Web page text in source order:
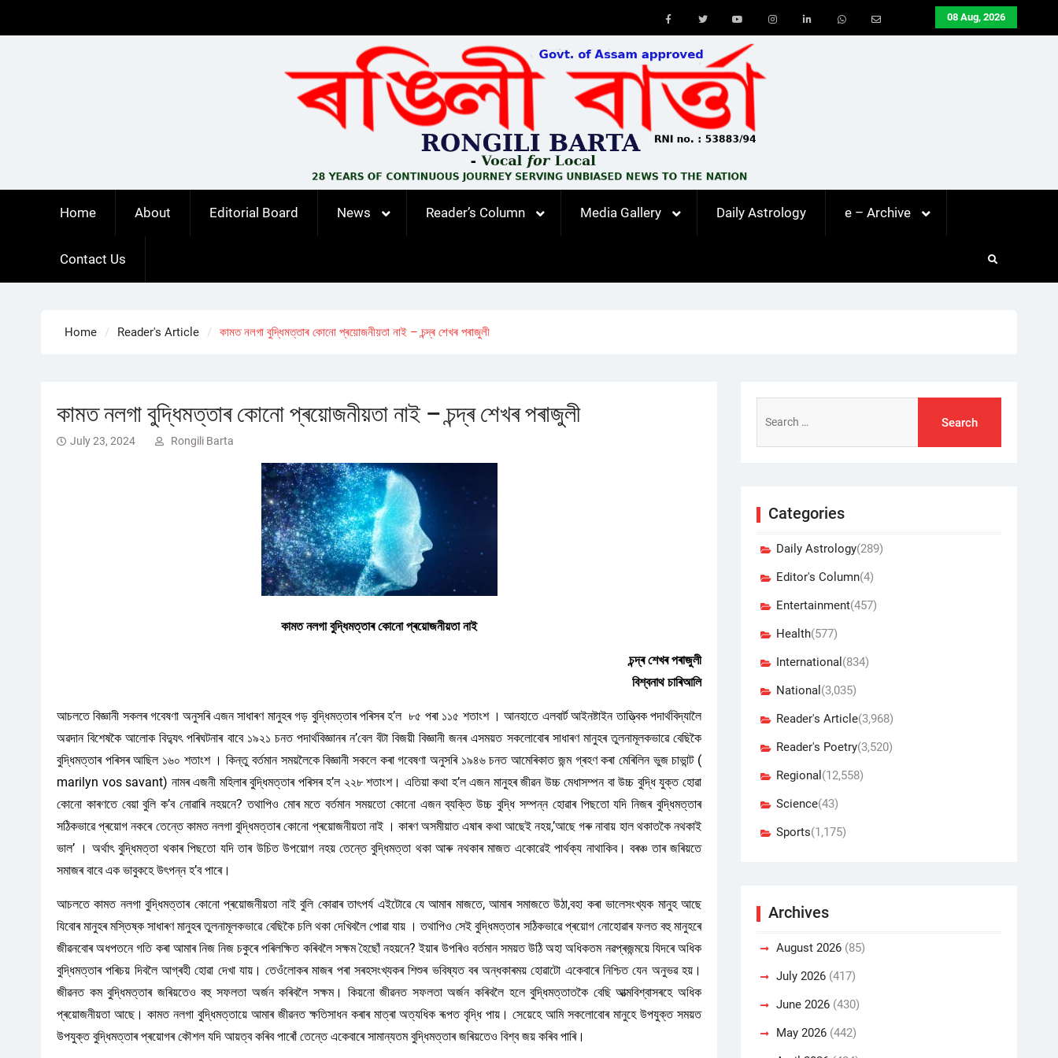
08 Aug, 2026
Youtube
Home About Editorial Board News Reader’s Column Media Gallery Daily Astrology e – Archive
Contact Us
Home Reader's Article কামত নলগা বুদ্ধিমত্তাৰ কোনো প্ৰয়োজনীয়তা নাই – চন্দ্ৰ শেখৰ পৰাজুলী
কামত নলগা বুদ্ধিমত্তাৰ কোনো প্ৰয়োজনীয়তা নাই – চন্দ্ৰ শেখৰ পৰাজুলী
July 23, 2024 Rongili Barta
কামত নলগা বুদ্ধিমত্তাৰ কোনো প্ৰয়োজনীয়তা নাই
চন্দ্ৰ শেখৰ পৰাজুলী
বিশ্বনাথ চাৰিআলি
আচলতে বিজ্ঞানী সকলৰ গবেষণা অনুসৰি এজন সাধাৰণ মানুহৰ গড় বুদ্ধিমত্তাৰ পৰিসৰ হ’ল ৮৫ পৰা ১১৫ শতাংশ । আনহাতে এলবাৰ্ট আইনষ্টাইন তাত্ত্বিক পদাৰ্থবিদ্যালৈ
অৱদান বিশেষকৈ আলোক বিদ্যুৎ পৰিঘটনাৰ বাবে ১৯২১ চনত পদাৰ্থবিজ্ঞানৰ ন’বেল বঁটা বিজয়ী বিজ্ঞানী জনৰ এসময়ত সকলোবোৰ সাধাৰণ মানুহৰ তুলনামূলকভাৱে বেছিকৈ
বুদ্ধিমত্তাৰ পৰিসৰ আছিল ১৬০ শতাংশ । কিন্তু বৰ্তমান সময়লৈকে বিজ্ঞানী সকলে কৰা গবেষণা অনুসৰি ১৯৪৬ চনত আমেৰিকাত জন্ম গ্ৰহণ কৰা মেৰিলিন ভুজ চাভান্ট (
marilyn vos savant) নামৰ এজনী মহিলাৰ বুদ্ধিমত্তাৰ পৰিসৰ হ’ল ২২৮ শতাংশ। এতিয়া কথা হ’ল এজন মানুহৰ জীৱন উচ্চ মেধাসম্পন বা উচ্চ বুদ্ধি যুক্ত হোৱা
কোনো কাৰণতে বেয়া বুলি ক’ব নোৱাৰি নহয়নে? তথাপিও মোৰ মতে বৰ্তমান সময়তো কোনো এজন ব্যক্তি উচ্চ বুদ্ধি সম্পন্ন হোৱাৰ পিছতো যদি নিজৰ বুদ্ধিমত্তাৰ
সঠিকভাৱে প্ৰয়োগ নকৰে তেন্তে কামত নলগা বুদ্ধিমত্তাৰ কোনো প্ৰয়োজনীয়তা নাই । কাৰণ অসমীয়াত এষাৰ কথা আছেই নহয়,’আছে গৰু নাবায় হাল থকাতকৈ নথকাই
ভাল’ । অৰ্থাৎ বুদ্ধিমত্তা থকাৰ পিছতো যদি তাৰ উচিত উপয়োগ নহয় তেন্তে বুদ্ধিমত্তা থকা আৰু নথকাৰ মাজত একোৱেই পাৰ্থক্য নাথাকিব। বৰঞ্চ তাৰ জৰিয়তে
সমাজৰ বাবে এক ভাবুকহে উৎপন্ন হ’ব পাৰে।
আচলতে কামত নলগা বুদ্ধিমত্তাৰ কোনো প্ৰয়োজনীয়তা নাই বুলি কোৱাৰ তাৎপৰ্য এইটোৱে যে আমাৰ মাজতে, আমাৰ সমাজতে উঠা,বহা কৰা ভালেসংখ্যক মানুহ আছে
যিবোৰ মানুহৰ মস্তিষ্ক সাধাৰণ মানুহৰ তুলনামূলকভাৱে বেছিকৈ চলি থকা দেখিবলৈ পোৱা যায় । তথাপিও সেই বুদ্ধিমত্তাৰ সঠিকভাৱে প্ৰয়োগ নোহোৱাৰ ফলত বহু মানুহৰে
জীৱনবোৰ অধপতনে গতি কৰা আমাৰ নিজ নি‌জ চকুৰে পৰিলক্ষিত কৰিবলৈ সক্ষম হৈছোঁ নহয়নে? ইয়াৰ উপৰিও বৰ্তমান সময়ত উঠি অহা অধিকতম নৱপ্ৰজন্ময়ে যিদৰে অধিক
বুদ্ধিমত্তাৰ পৰিচয় দিবলৈ আগ্ৰহী হোৱা দেখা যায়। তেওঁলোকৰ মাজৰ পৰা সৰহসংখ্যকৰ শিশুৰ ভবিষ্যত বৰ অন্ধকাৰময় হোৱাটো একেবাৰে নিশ্চিত যেন অনুভৱ হয়।
জীৱনত কম বুদ্ধিমত্তাৰ জৰিয়তেও বহু সফলতা অৰ্জন কৰিবলৈ সক্ষম। কিয়নো জীৱনত সফলতা অৰ্জন কৰিবলৈ হলে বুদ্ধিমত্তাতকৈ বেছি আত্মবিশ্বাসৰহে অধিক
প্ৰয়োজনীয়তা আছে। কামত নলগা বুদ্ধিমত্তায়ে আমাৰ জীৱনত ক্ষতিসাধন কৰাৰ মাত্ৰা অত্যধিক ৰূপত বৃদ্ধি পায়। সেয়েহে আমি সকলোবোৰ মানুহে উপযুক্ত সময়ত
উপযুক্ত বুদ্ধিমত্তাৰ প্ৰয়োগৰ কৌশল যদি আয়ত্ব কৰিব পাৰোঁ তেন্তে একেবাৰে সামান্যতম বুদ্ধিমত্তাৰ জৰিয়তেও বিশ্ব জয় কৰিব পাৰি।
for:
Categories
Daily Astrology(289)
Editor's Column(4)
Entertainment(457)
Health(577)
International (834)
National (3,035)
Reader's Article(3,968)
Reader's Poetry(3,520)
Regional (12,558)
Science(43)
Sports(1,175)
Archives
August 2026 (85)
July 2026 (417)
June 2026 (430)
May 2026 (442)